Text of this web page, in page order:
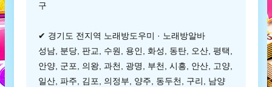
구
✔ 경기도 전지역 노래방도우미 · 노래방알바
성남, 분당, 판교, 수원, 용인, 화성, 동탄, 오산, 평택,
안양, 군포, 의왕, 과천, 광명, 부천, 시흥, 안산, 고양,
일산, 파주, 김포, 의정부, 양주, 동두천, 구리, 남양